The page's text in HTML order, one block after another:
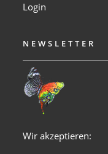
Login
NEWSLETTER
Wir akzeptieren: